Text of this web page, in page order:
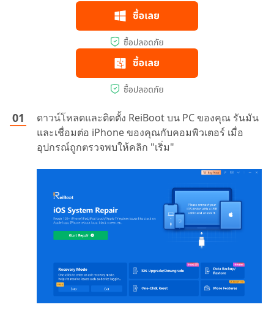
ดาวน์โหลดและติดตั้ง ReiBoot บน PC ของคุณ รันมัน
และเชื่อมต่อ iPhone ของคุณกับคอมพิวเตอร์ เมื่อ
อุปกรณ์ถูกตรวจพบให้คลิก "เริ่ม"